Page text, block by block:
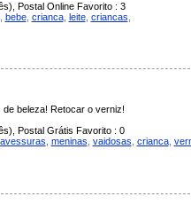
Postal Online Favorito : 3
bebe, crianca, leite, criancas
beleza! Retocar o verniz!
Postal Grátis Favorito : 0
meninas vaidosas crianca,